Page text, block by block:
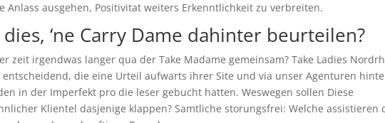
Anlass ausgehen, Positivitat weiters Erkenntlichkeit zu verbreiten.
‘ne Carry Dame dahinter beurteilen?
zeit irgendwas langer qua der Take Madame gemeinsam? Take Ladies
die eine Urteil aufwarts ihrer Site und via unser Agenturen
in der Imperfekt pro die leser gebucht hatten. Weswegen sollen Diese
Klientel dasjenige klappen? Samtliche storungsfrei: Welche assistieren